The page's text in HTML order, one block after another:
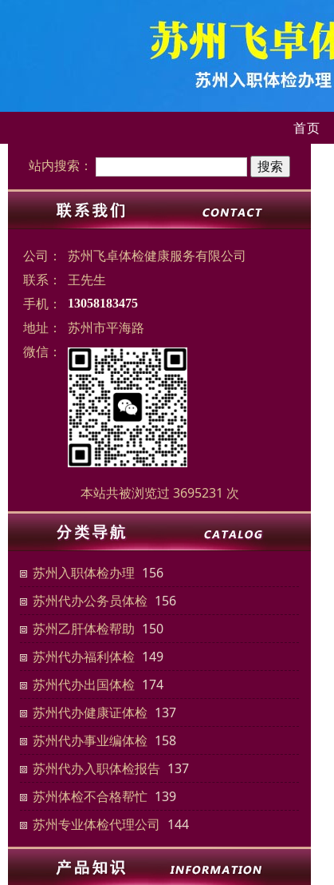
首页
站内搜索：
公司：
苏州飞卓体检健康服务有限公司
联系：
王先生
手机：
13058183475
地址：
苏州市平海路
微信：
本站共被浏览过 3695231 次
苏州入职体检办理 156
苏州代办公务员体检 156
苏州乙肝体检帮助 150
苏州代办福利体检 149
苏州代办出国体检 174
苏州代办健康证体检 137
苏州代办事业编体检 158
苏州代办入职体检报告 137
苏州体检不合格帮忙 139
苏州专业体检代理公司 144